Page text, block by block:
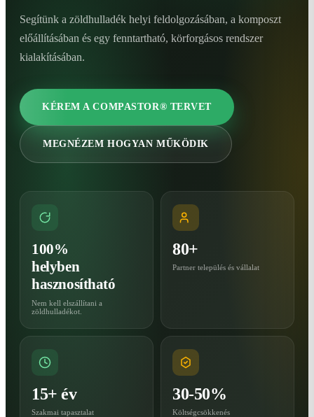
Segítünk a zöldhulladék helyi feldolgozásában, a komposzt
előállításában és egy fenntartható, körforgásos rendszer
kialakításában.
KÉREM A COMPASTOR® TERVET
MEGNÉZEM HOGYAN MŰKÖDIK
100%
helyben
hasznosítható
Nem kell elszállítani a
zöldhulladékot.
80+
Partner település és vállalat
15+ év
Szakmai tapasztalat
30-50%
Költségcsökkenés